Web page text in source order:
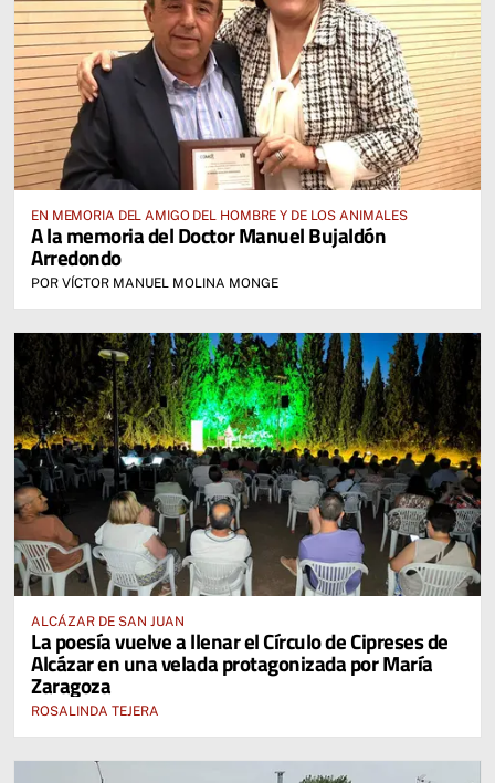
EN MEMORIA DEL AMIGO DEL HOMBRE Y DE LOS ANIMALES
A la memoria del Doctor Manuel Bujaldón
Arredondo
POR VÍCTOR MANUEL MOLINA MONGE
ALCÁZAR DE SAN JUAN
La poesía vuelve a llenar el Círculo de Cipreses de
Alcázar en una velada protagonizada por María
Zaragoza
ROSALINDA TEJERA